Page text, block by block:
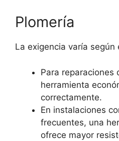
Plomería
La exigencia varía
Para reparaciones
herramienta
correctamente.
En instalaciones
frecuentes, una
ofrece mayor